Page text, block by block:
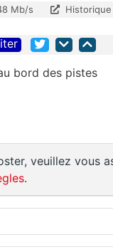
Mb/s Historique
bord des pistes
veuillez vous
.